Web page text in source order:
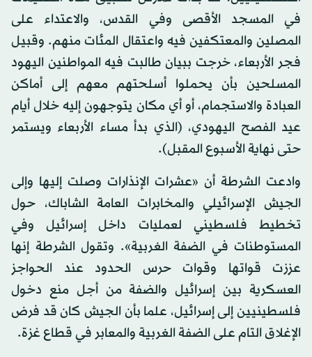
في المسجد الأقصى وفي القدس، والاعتداء على
المصلين والمعتكفين فيه واعتقال المئات منهم. وقبيل
فجر الأربعاء، خرجت ببيان طالبت فيه المواطنين اليهود
المسلحين بأن يحملوا أسلحتهم معهم إلى أماكن
العبادة والاستجمام، أو أي مكان يتوجهون إليه خلال أيام
عيد الفصح اليهودي، (الذي بدأ مساء الأربعاء ويستمر
حتى نهاية الأسبوع المقبل).
وادعت الشرطة أن «عشرات الإنذارات وصلت إليها وإلى
الجيش الإسرائيلي والمخابرات العامة الشاباك، حول
تخطيط فلسطيني لعمليات داخل إسرائيل وفي
المستوطنات في الضفة الغربية». وتقول الشرطة إنها
عززت قواتها وقوات حرس الحدود عند الحواجز
العسكرية بين إسرائيل والضفة من أجل منع دخول
فلسطينيين إلى إسرائيل، علما بأن الجيش كان قد فرض
الإغلاق التام على الضفة الغربية والمعابر في قطاع غزة.